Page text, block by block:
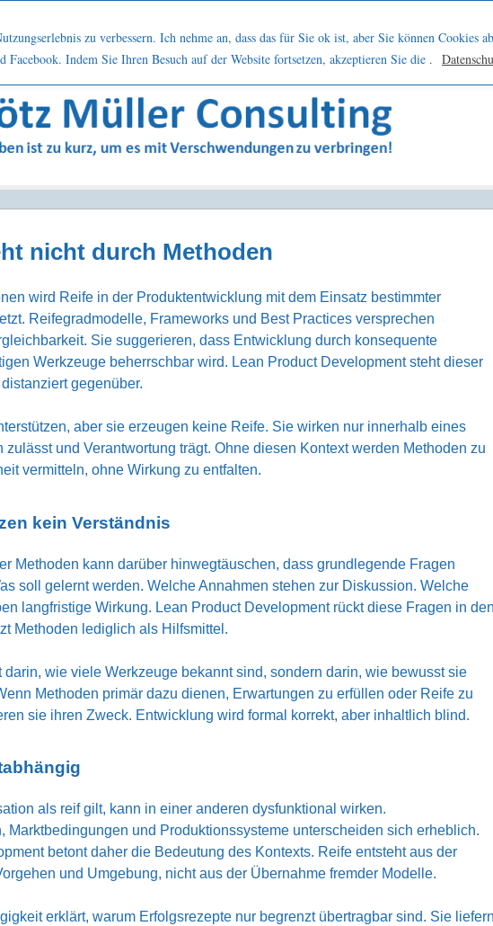
zu verbessern. Ich nehme an, dass das für Sie ok ist, aber Sie können Cookies
Indem Sie Ihren Besuch auf der Website fortsetzen, akzeptieren Sie die .
Über mich Netzwerk Kontakt Blog
Kontinuierlich . Verbessern
nicht durch Methoden
wird Reife in der Produktentwicklung mit dem Einsatz bestimmter
Reifegradmodelle, Frameworks und Best Practices versprechen
Sie suggerieren, dass Entwicklung durch konsequente
Werkzeuge beherrschbar wird. Lean Product Development steht dieser
gegenüber.
aber sie erzeugen keine Reife. Sie wirken nur innerhalb eines
zulässt und Verantwortung trägt. Ohne diesen Kontext werden Methoden zu
vermitteln, ohne Wirkung zu entfalten.
kein Verständnis
Methoden kann darüber hinwegtäuschen, dass grundlegende Fragen
soll gelernt werden. Welche Annahmen stehen zur Diskussion. Welche
langfristige Wirkung. Lean Product Development rückt diese Fragen in den
Methoden lediglich als Hilfsmittel.
darin, wie viele Werkzeuge bekannt sind, sondern darin, wie bewusst sie
Methoden primär dazu dienen, Erwartungen zu erfüllen oder Reife zu
sie ihren Zweck. Entwicklung wird formal korrekt, aber inhaltlich blind.
als reif gilt, kann in einer anderen dysfunktional wirken.
Marktbedingungen und Produktionssysteme unterscheiden sich erheblich.
betont daher die Bedeutung des Kontexts. Reife entsteht aus der
und Umgebung, nicht aus der Übernahme fremder Modelle.
erklärt, warum Erfolgsrezepte nur begrenzt übertragbar sind. Sie liefern